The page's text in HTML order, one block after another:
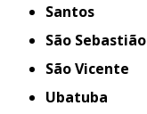
Santos
São Sebastião
São Vicente
Ubatuba